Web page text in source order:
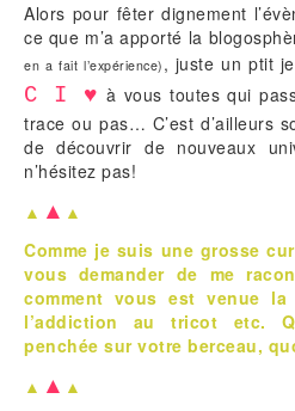
Alors pour fêter dignement
ce que m’a apporté la
en a fait l’expérience) , juste un ptit
C I ♥ à vous toutes qui
trace ou pas… C’est d’ailleurs
de découvrir de nouveaux
n’hésitez pas!
▲ ▲ ▲
Comme je suis une grosse
vous demander de me
comment vous est venue
l’addiction au tricot etc.
penchée sur votre berceau,
▲ ▲ ▲